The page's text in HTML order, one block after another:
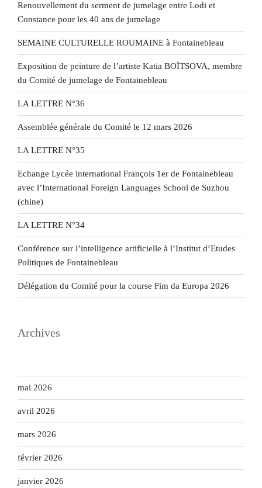
Renouvellement du serment de jumelage entre Lodi et
Constance pour les 40 ans de jumelage
SEMAINE CULTURELLE ROUMAINE à Fontainebleau
Exposition de peinture de l’artiste Katia BOÏTSOVA, membre
du Comité de jumelage de Fontainebleau
LA LETTRE N°36
Assemblée générale du Comité le 12 mars 2026
LA LETTRE N°35
Echange Lycée international François 1er de Fontainebleau
avec l’International Foreign Languages School de Suzhou
(chine)
LA LETTRE N°34
Conférence sur l’intelligence artificielle à l’Institut d’Etudes
Politiques de Fontainebleau
Délégation du Comité pour la course Fim da Europa 2026
Archives
mai 2026
avril 2026
mars 2026
février 2026
janvier 2026